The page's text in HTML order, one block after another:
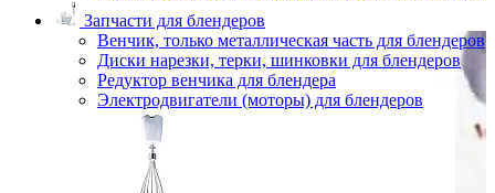
Запчасти для блендеров
Венчик, только металлическая часть для блендеров
Диски нарезки, терки, шинковки для блендеров
Редуктор венчика для блендера
Электродвигатели (моторы) для блендеров